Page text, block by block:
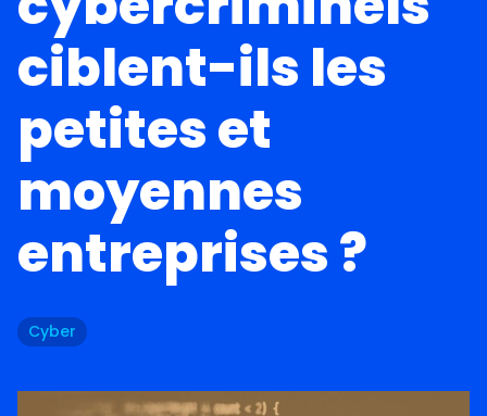
ciblent-ils les
petites et
moyennes
entreprises ?
Cyber